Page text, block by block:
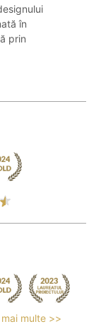
în
prin
multe >>